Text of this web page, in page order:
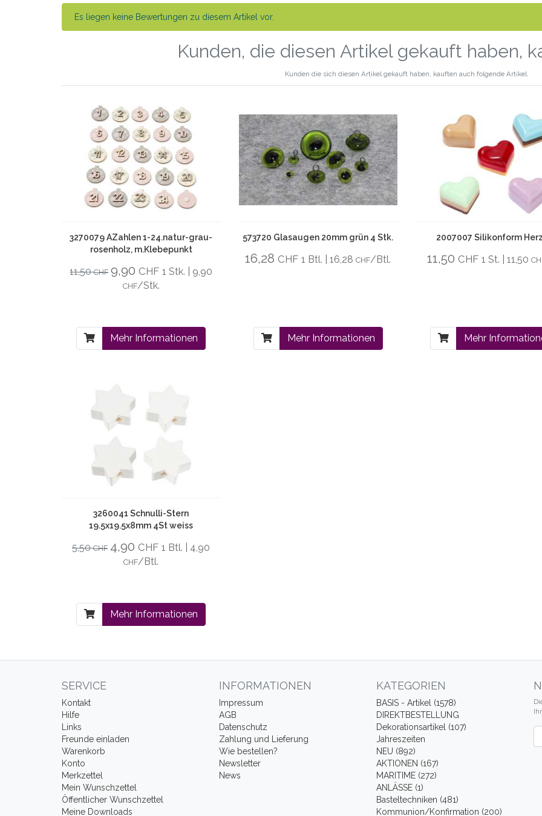
Es liegen keine Bewertungen zu diesem Artikel vor.
Kunden, die diesen Artikel gekauft haben,
Kunden die sich diesen Artikel gekauft haben, kauften auch folgende Artikel.
3270079 AZahlen 1-24.natur-grau-
rosenholz, m.Klebepunkt
11,50CHF 9,90 CHF 1 Stk. | 9,90
CHF/Stk.
Mehr Informationen
573720 Glasaugen 20mm grün 4 Stk.
16,28 CHF 1 Btl. | 16,28CHF/Btl.
Mehr Informationen
2007007 Silikonform
11,50 CHF 1 St. | 11,50
Mehr
3260041 Schnulli-Stern
19.5x19.5x8mm 4St weiss
5,50CHF 4,90 CHF 1 Btl. | 4,90
CHF/Btl.
Mehr Informationen
SERVICE
Kontakt
Hilfe
Links
Freunde einladen
Warenkorb
Konto
Merkzettel
Mein Wunschzettel
Öffentlicher Wunschzettel
Meine Downloads
INFORMATIONEN
Impressum
AGB
Datenschutz
Zahlung und Lieferung
Wie bestellen?
Newsletter
News
KATEGORIEN
BASIS - Artikel (1578)
DIREKTBESTELLUNG
Dekorationsartikel (107)
Jahreszeiten
NEU (892)
AKTIONEN (167)
MARITIME (272)
ANLÄSSE (1)
Basteltechniken (481)
Kommunion/Konfirmation (200)